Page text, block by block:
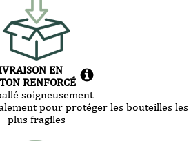
EN
RENFORCÉ
soigneusement
pour protéger les bouteilles les
plus fragiles